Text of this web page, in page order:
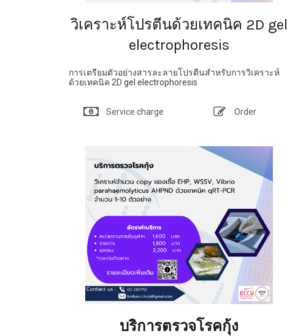
วิเคราะห์โปรตีนด้วยเทคนิค 2D gel
electrophoresis
การเตรียมตัวอย่างสารละลายโปรตีนสำหรับการวิเคราะห์
ด้วยเทคนิค 2D gel electrophoresis
Service charge Order
บริการตรวจโรคกุ้ง